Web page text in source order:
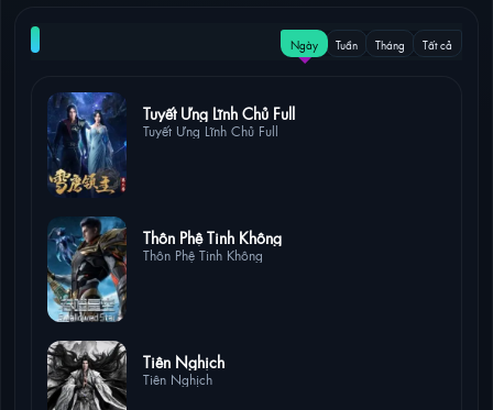
NỔI BẬT Ngày Tuần Tháng Tất cả
Tuyết Ưng Lĩnh Chủ Full
Tuyết Ưng Lĩnh Chủ Full
Thôn Phệ Tinh Không
Thôn Phệ Tinh Không
Tiên Nghịch
Tiên Nghịch